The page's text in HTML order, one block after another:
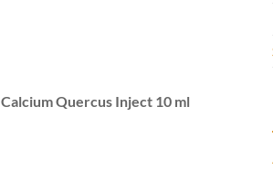
CalciumQuercus Inject 10 ml